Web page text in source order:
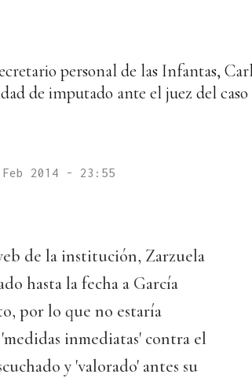
personal de las Infantas,
de imputado ante el juez del caso
2014 - 23:55
de la institución, Zarzuela
hasta la fecha a García
por lo que no estaría
inmediatas' contra el
y 'valorado' antes su